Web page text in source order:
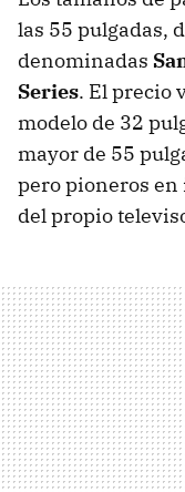
las 55 pulgadas,
denominadas
Series. El precio
modelo de 32
mayor de 55
pero pioneros
del propio